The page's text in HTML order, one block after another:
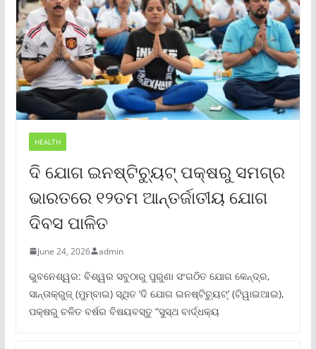
HEALTH
ଦି ଯୋଗ ଇନଷ୍ଟିଚ୍ୟୁଟ୍ ପକ୍ଷରୁ ସମଗ୍ର
ଭାରତରେ ୧୨ତମ ଆନ୍ତର୍ଜାତୀୟ ଯୋଗ
ଦିବସ ପାଳିତ
June 24, 2026 admin
ଭୁବନେଶ୍ୱର: ବିଶ୍ୱର ସବୁଠାରୁ ପୁରୁଣା ସଂଗଠିତ ଯୋଗ କେନ୍ଦ୍ର,
ସାନ୍ତାକ୍ରୁଜ୍ (ମୁମ୍ବାଇ) ସ୍ଥିତ ‘ଦି ଯୋଗ ଇନଷ୍ଟିଚ୍ୟୁଟ୍‌’ (ଟିୱାଇଆଇ),
ପକ୍ଷରୁ ଚଳିତ ବର୍ଷର ବିଷୟବସ୍ତୁ “ସୁସ୍ଥ ବାର୍ଦ୍ଧକ୍ୟ